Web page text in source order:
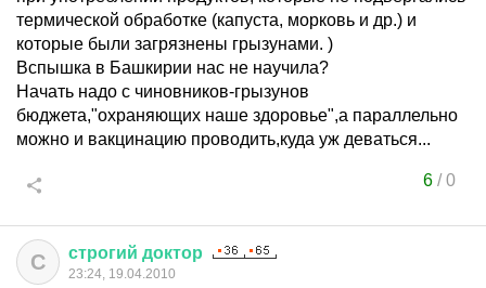
термической обработке (капуста, морковь и др.) и
которые были загрязнены грызунами. )
Вспышка в Башкирии нас не научила?
Начать надо с чиновников-грызунов
бюджета,"охраняющих наше здоровье",а параллельно
можно и вакцинацию проводить,куда уж деваться...
6/0
С строгий доктор
23:24, 19.04.2010